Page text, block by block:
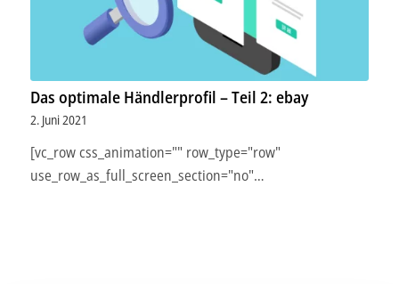
Das optimale Händlerprofil – Teil 2: ebay
2. Juni 2021
[vc_row css_animation="" row_type="row"
use_row_as_full_screen_section="no"…